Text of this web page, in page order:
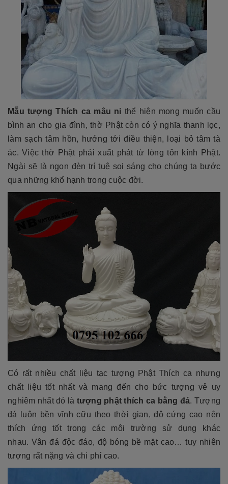
Mẫu tượng Thích ca mâu ni thể hiện mong muốn cầu
bình an cho gia đình, thờ Phật còn có ý nghĩa thanh lọc,
làm sạch tâm hồn, hướng tới điều thiện, loại bỏ tâm tà
ác. Việc thờ Phật phải xuất phát từ lòng tôn kính Phật.
Ngài sẽ là ngọn đèn trí tuệ soi sáng cho chúng ta bước
qua những khổ hạnh trong cuộc đời.
Có rất nhiều chất liệu tạc tượng Phật Thích ca nhưng
chất liệu tốt nhất và mang đến cho bức tượng vẻ uy
nghiêm nhất đó là tượng phật thích ca bằng đá. Tượng
đá luôn bền vĩnh cữu theo thời gian, độ cứng cao nên
thích ứng tốt trong các môi trường sử dụng khác
nhau. Vân đá độc đáo, độ bóng bề mặt cao… tuy nhiên
tượng rất nặng và chi phí cao.